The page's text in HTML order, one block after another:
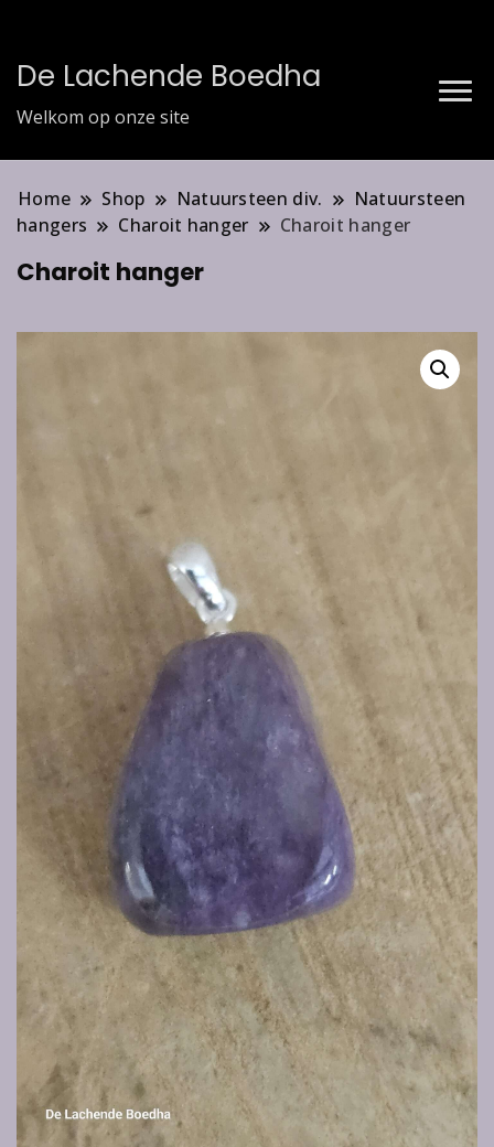
De Lachende Boedha
Welkom op onze site
Home Shop Natuursteen div.
Natuursteen
hangers
Charoit hanger Charoit hanger
Charoit hanger